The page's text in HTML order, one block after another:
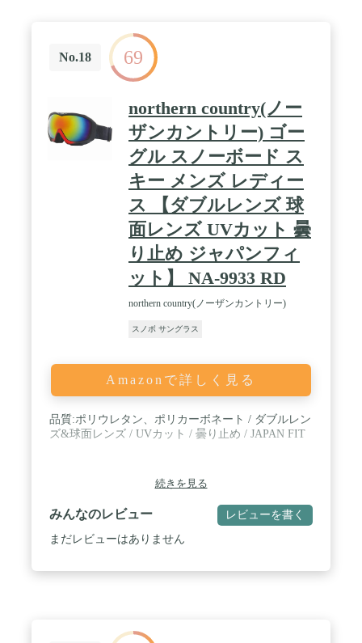
No.18 69
northern country(ノー
ザンカントリー) ゴー
グル スノーボード ス
キー メンズ レディー
ス 【ダブルレンズ 球
面レンズ UVカット 曇
り止め ジャパンフィ
ット】 NA-9933 RD
northern country(ノーザンカントリー)
スノボ サングラス
Amazonで詳しく見る
品質:ポリウレタン、ポリカーボネート / ダブルレン
ズ&球面レンズ / UVカット / 曇り止め / JAPAN FIT
続きを見る
みんなのレビュー レビューを書く
まだレビューはありません